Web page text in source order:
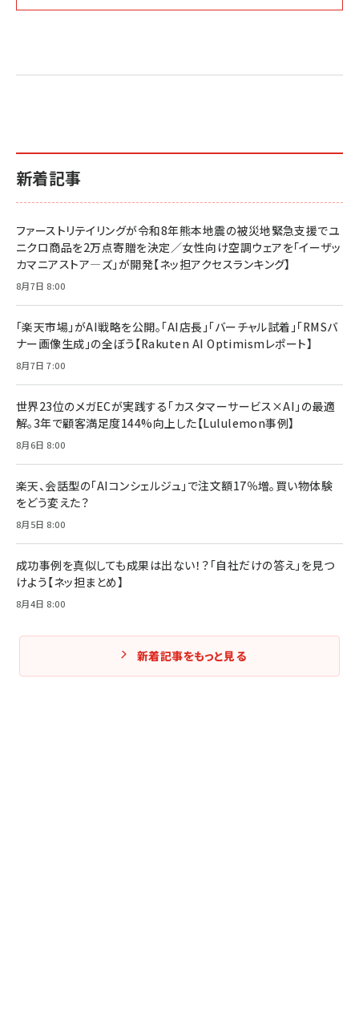
2億円を売り上げたプロが教える note×AI 最強の
小さな会社は戦略が9割
￥1,815
マーケティングの真実 P&G・グリコで学んだ失敗
￥2,200
anan(アンアン)2026/07/01号 No.2501[魅せる
anan(アンアン)2026/06/24号 No.2500増刊
anan(アンアン)2026/07/08号 No.2502[2026
年後半、あなたの恋と運命／山田涼介]
￥880
ママ投資家が育休中に１億貯めた株式投資
￥1,870
￥1,980
ベインキャピタル 企業価値向上力の秘密
ルな本質」
￥2,750
フィードバック経営 「沈黙の組織」から「高め合う
Amazonランキングをもっと見る
新着記事
ファーストリテイリングが令和8年熊本地震の被災地緊急支援でユ
ニクロ商品を2万点寄贈を決定／女性向け空調ウェアを「イーザッ
カマニアストア―ズ」が開発【ネッ担アクセスランキング】
8月7日 8:00
「楽天市場」がAI戦略を公開。「AI店長」「バーチャル試着」「RMSバ
ナー画像生成」の全ぼう【Rakuten AI Optimismレポート】
8月7日 7:00
世界23位のメガECが実践する「カスタマーサービス×AI」の最適
解。3年で顧客満足度144%向上した【Lululemon事例】
8月6日 8:00
楽天、会話型の「AIコンシェルジュ」で注文額17％増。買い物体験
をどう変えた？
8月5日 8:00
成功事例を真似しても成果は出ない！？「自社だけの答え」を見つ
けよう【ネッ担まとめ】
8月4日 8:00
新着記事をもっと見る